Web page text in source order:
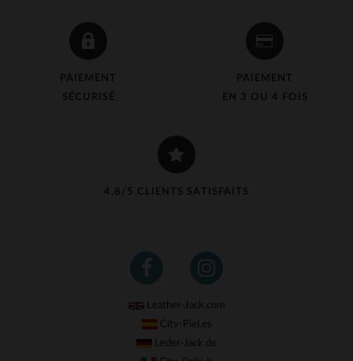
PAIEMENT
SÉCURISÉ
PAIEMENT
EN 3 OU 4 FOIS
4,8/5 CLIENTS SATISFAITS
Leather-Jack.com
City-Piel.es
Leder-Jack.de